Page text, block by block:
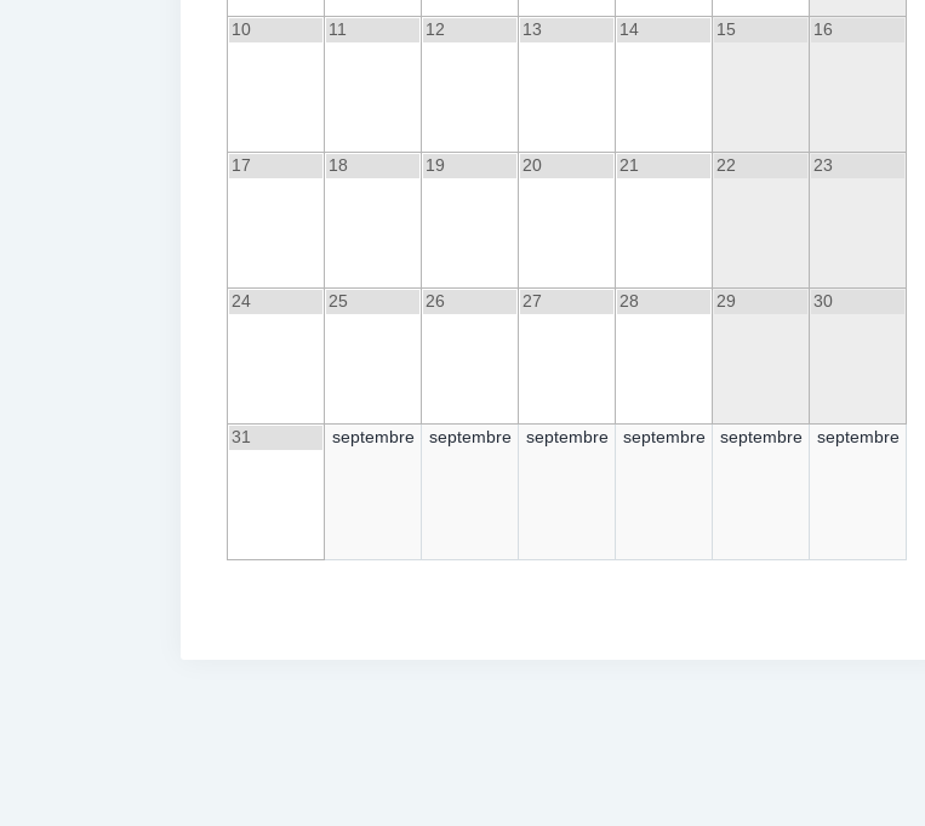
10 11 12 13 14 15 16
17 18 19 20 21 22 23
24 25 26 27 28 29 30
31 septembre septembre septembre septembre septembre septembre